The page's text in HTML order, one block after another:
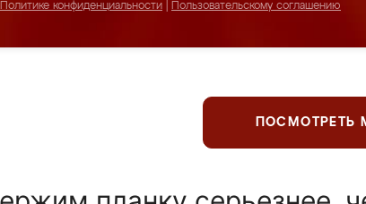
Политике конфиденциальности
Пользовательскому соглашению
ПОСМОТРЕТЬ